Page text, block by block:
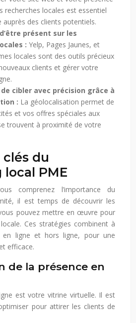
recherches locales est essentiel
auprès des clients potentiels.
présent sur les
: Yelp, Pages Jaunes, et
locales sont des outils précieux
clients et gérer votre
cibler avec précision grâce à
: La géolocalisation permet de
et vos offres spéciales aux
trouvent à proximité de votre
du
PME
comprenez l’importance du
il est temps de découvrir les
pouvez mettre en œuvre pour
Ces stratégies combinent à
ligne et hors ligne, pour une
efficace.
de la présence en
est votre vitrine virtuelle. Il est
pour attirer les clients de